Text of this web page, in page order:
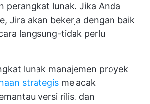
perangkat lunak. Jika Anda
Jira akan bekerja dengan baik
langsung-tidak perlu
lunak manajemen proyek
strategis melacak
versi rilis, dan